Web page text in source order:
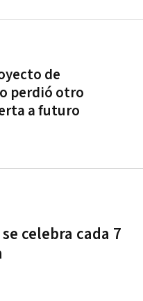
de
perdió otro
a futuro
celebra cada 7